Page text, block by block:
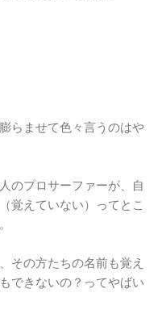
らませて色々言うのはや
のプロサーファーが、自
覚えていない）ってとこ
その方たちの名前も覚え
できないの？ってやばい